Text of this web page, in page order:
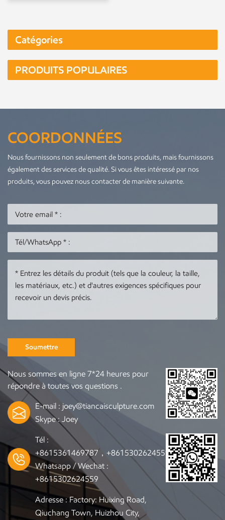
Catégories
PRODUITS POPULAIRES
COORDONNÉES
Nous fournissons non seulement de bons produits, mais fournissons
également des services de qualité. Si vous êtes intéressé par nos
produits, vous pouvez nous contacter de manière suivante.
Soumettre
Nous sommes en ligne 7*24 heures pour
répondre à toutes vos questions .
E-mail : joey@tiancaisculpture.com
Skype : Joey
Tél :
+8615361469787，+8615302624559
Whatsapp / Wechat :
+8615302624559
Adresse : Factory: Huixing Road,
Qiuchang Town, Huizhou City,